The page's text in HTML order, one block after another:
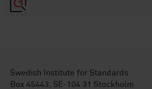
Swedish Institute for Standards
Box 45443, SE-104 31 Stockholm